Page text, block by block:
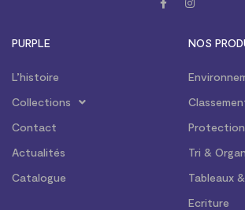
PURPLE
L’histoire
Collections
Contact
Actualités
Catalogue
NOS
Tri &
Tableaux
Ecriture